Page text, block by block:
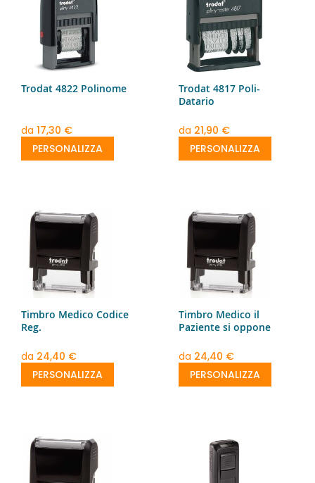
Trodat 4822 Polinome
da 17,30 €
PERSONALIZZA
Trodat 4817 Poli-
Datario
da 21,90 €
PERSONALIZZA
Timbro Medico Codice
Reg.
da 24,40 €
PERSONALIZZA
Timbro Medico il
Paziente si oppone
da 24,40 €
PERSONALIZZA